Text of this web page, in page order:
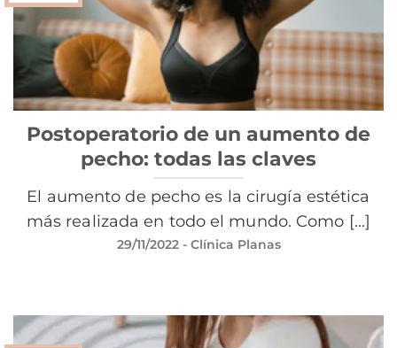
Postoperatorio de un aumento de
pecho: todas las claves
El aumento de pecho es la cirugía estética
más realizada en todo el mundo. Como [...]
29/11/2022- Clínica Planas